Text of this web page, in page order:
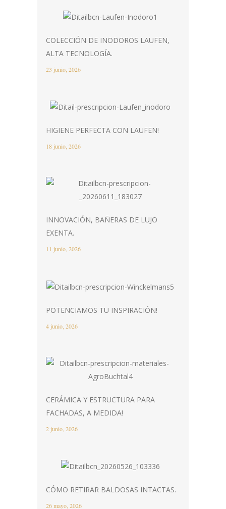
COLECCIÓN DE INODOROS LAUFEN,
ALTA TECNOLOGÍA.
23 junio, 2026
HIGIENE PERFECTA CON LAUFEN!
18 junio, 2026
INNOVACIÓN, BAÑERAS DE LUJO
EXENTA.
11 junio, 2026
POTENCIAMOS TU INSPIRACIÓN!
4 junio, 2026
CERÁMICA Y ESTRUCTURA PARA
FACHADAS, A MEDIDA!
2 junio, 2026
CÓMO RETIRAR BALDOSAS INTACTAS.
26 mayo, 2026